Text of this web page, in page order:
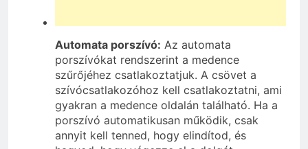
Automata porszívó: Az automata
porszívókat rendszerint a medence
szűrőjéhez csatlakoztatjuk. A csövet a
szívócsatlakozóhoz kell csatlakoztatni, ami
gyakran a medence oldalán található. Ha a
porszívó automatikusan működik, csak
annyit kell tenned, hogy elindítod, és